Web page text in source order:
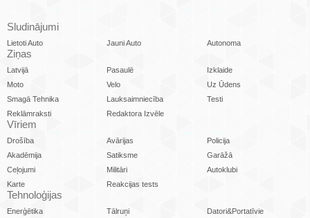
Sludinājumi
Lietoti Auto Jauni Auto Autonoma
Ziņas
Latvijā Pasaulē
Izklaide
Moto
Velo
Uz Ūdens
Smagā Tehnika
Lauksaimniecība
Testi
Reklāmraksti
Redaktora Izvēle
Vīriem
Drošība Avārijas
Policija
Akadēmija
Satiksme
Garāžā
Ceļojumi
Militāri
Autoklubi
Karte
Reakcijas tests
Tehnoloģijas
Enerģētika Tālruņi
Datori&Portatīvie